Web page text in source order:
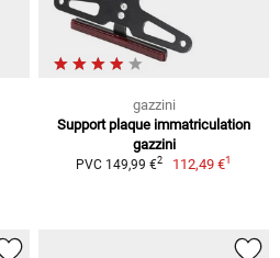
gazzini
Support plaque immatriculation
gazzini
PVC 149,99 €2 112,49 €1